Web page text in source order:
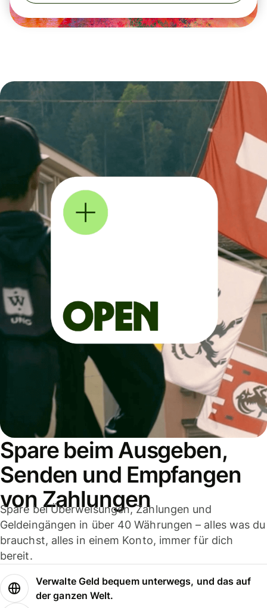
Spare beim Ausgeben,
Senden und Empfangen
von Zahlungen
Spare bei Überweisungen, Zahlungen und
Geldeingängen in über 40 Währungen – alles was du
brauchst, alles in einem Konto, immer für dich
bereit.
Verwalte Geld bequem unterwegs, und das auf
der ganzen Welt.